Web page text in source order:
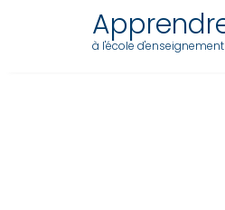
à l'école